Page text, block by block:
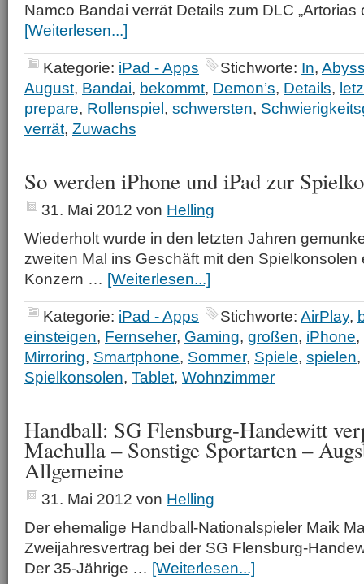
Namco Bandai verrät Details zum DLC
[Weiterlesen...]
Kategorie: iPad - Apps Stichworte: In,
August, Bandai, bekommt, Demon’s, Details,
prepare, Rollenspiel, schwersten,
verrät, Zuwachs
So werden iPhone und iPad zur
31. Mai 2012 von Helling
Wiederholt wurde in den letzten Jahren
zweiten Mal ins Geschäft mit den Spielkonsolen
Konzern … [Weiterlesen...]
Kategorie: iPad - Apps Stichworte: AirPlay,
einsteigen, Fernseher, Gaming, großen, iPhone,
Mirroring, Smartphone, Sommer, Spiele, spielen,
Spielkonsolen, Tablet, Wohnzimmer
Handball: SG Flensburg-Handewitt
Machulla – Sonstige Sportarten –
Allgemeine
31. Mai 2012 von Helling
Der ehemalige Handball-Nationalspieler Maik
Zweijahresvertrag bei der SG Flensburg-
Der 35-Jährige … [Weiterlesen...]